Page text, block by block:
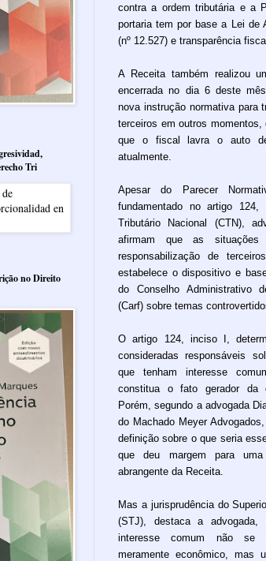
contra a ordem tributária e a
portaria tem por base a Lei de
(nº 12.527) e transparência
A Receita também realizou
encerrada no dia 6 deste
nova instrução normativa para
terceiros em outros momentos,
que o fiscal lavra o auto
atualmente.
Apesar do Parecer
fundamentado no artigo
Tributário Nacional (CTN),
afirmam que as situações
responsabilização de
estabelece o dispositivo e
do Conselho Administrativo
(Carf) sobre temas
O artigo 124, inciso I,
consideradas responsáveis
que tenham interesse
constitua o fato gerador da
Porém, segundo a advogada
do Machado Meyer
definição sobre o que seria
que deu margem para uma
abrangente da Receita.
Mas a jurisprudência do
(STJ), destaca a advogada,
interesse comum não se
meramente econômico, mas
Tri
no Direito